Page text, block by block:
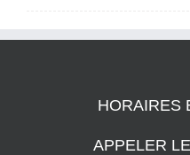
HORAIRES
APPELER